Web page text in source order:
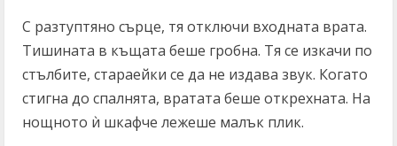
С разтуптяно сърце, тя отключи входната врата.
Тишината в къщата беше гробна. Тя се изкачи по
стълбите, стараейки се да не издава звук. Когато
стигна до спалнята, вратата беше открехната. На
нощното ѝ шкафче лежеше малък плик.